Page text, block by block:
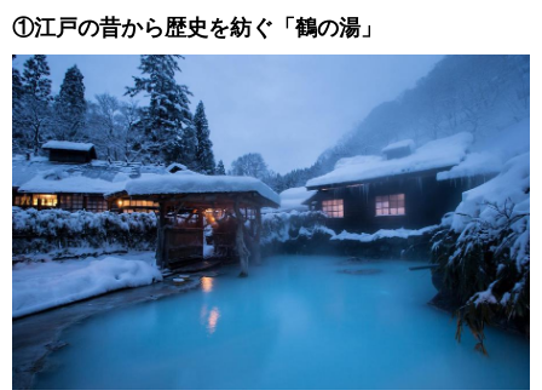
①江戸の昔から歴史を紡ぐ「鶴の湯」